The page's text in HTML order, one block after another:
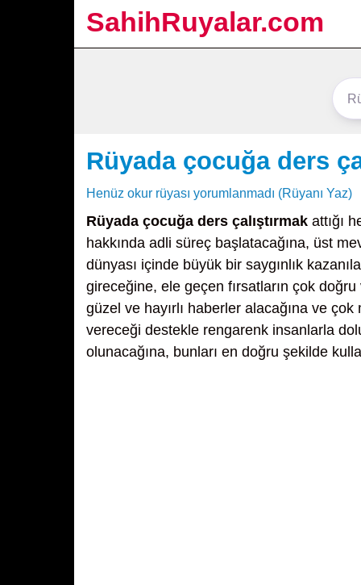
SahihRuyalar.com
Rüyada çocuğa ders
Henüz okur rüyası yorumlanmadı (Rüyanı Yaz)
Rüyada çocuğa ders çalıştırmak attığı
hakkında adli süreç başlatacağına, üst
dünyası içinde büyük bir saygınlık
gireceğine, ele geçen fırsatların çok
güzel ve hayırlı haberler alacağına ve
vereceği destekle rengarenk insanlarla
olunacağına, bunları en doğru şekilde